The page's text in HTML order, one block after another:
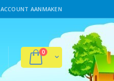
ACCOUNT AANMAKEN
Winkelwagen
0producten